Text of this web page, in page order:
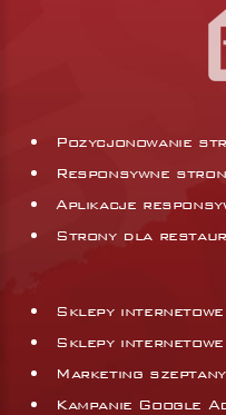
Pozycjonowanie
Responsywne
Aplikacje
Strony dla
Sklepy internetowe
Sklepy
Marketing szeptany
Kampanie Google